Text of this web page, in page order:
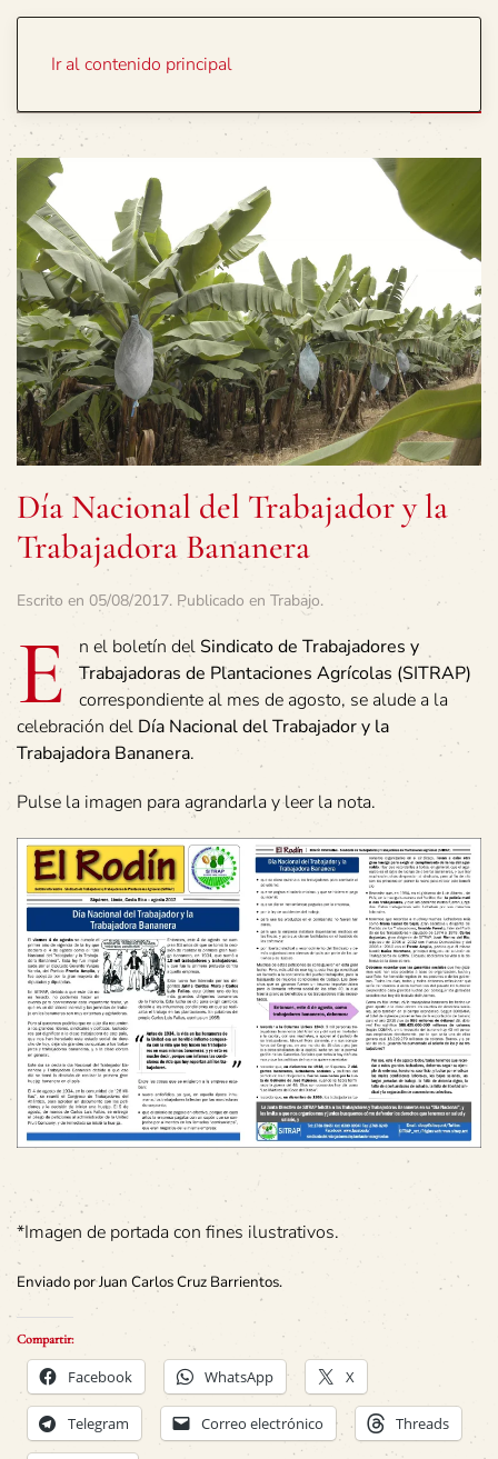
Ir al contenido principal
Día Nacional del Trabajador y la
Trabajadora Bananera
Escrito en 05/08/2017. Publicado en Trabajo.
E n el boletín del Sindicato de Trabajadores y
Trabajadoras de Plantaciones Agrícolas (SITRAP)
correspondiente al mes de agosto, se alude a la
celebración del Día Nacional del Trabajador y la
Trabajadora Bananera.
Pulse la imagen para agrandarla y leer la nota.
*Imagen de portada con fines ilustrativos.
Enviado por Juan Carlos Cruz Barrientos.
Compartir:
Facebook WhatsApp X
Telegram Correo electrónico Threads